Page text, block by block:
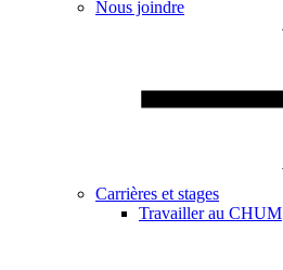
Nous joindre
Carrières et stages
Travailler au CHUM